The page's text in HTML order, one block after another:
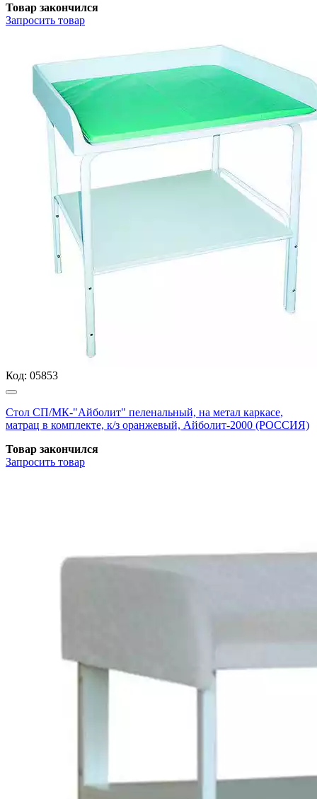
Товар закончился
Запросить товар
Код: 05853
Стол СП/МК-"Айболит" пеленальный, на метал каркасе,
матрац в комплекте, к/з оранжевый, Айболит-2000 (РОССИЯ)
Товар закончился
Запросить товар